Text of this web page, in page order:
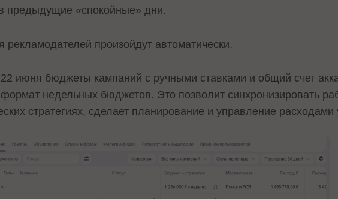
предыдущие «спокойные» дни.
произойдут автоматически.
июня бюджеты кампаний с ручными ставками и общий счет
недельных бюджетов. Это позволит синхронизировать
стратегиях, сделает планирование и управление расходами